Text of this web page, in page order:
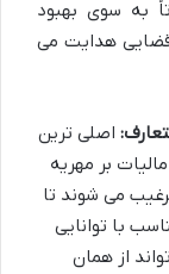
به سوی بهبود
هدایت می
اصلی ترین
بر مهریه
می شوند تا
با توانایی
از همان